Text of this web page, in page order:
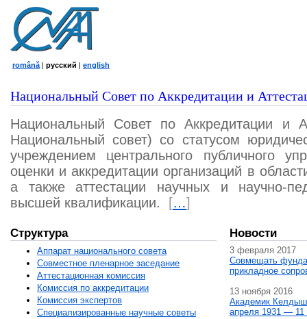
română | русский | english
Национальный Совет по Аккредитации и
Национальный Совет по Аккредитации и
Национальный совет) со статусом
учреждением центрального публичного
оценки и аккредитации организаций в
а также аттестации научных и научно-
высшей квалификации.
[…]
Структура
Аппарат национального совета
Совместное пленарное заседание
Аттестационная комисcия
Комиссия по аккредитации
Комиссия экспертов
Специализированные научные советы
Новости
3 февраля 2017
Совмещать
прикладное
13 ноября 2016
Академик
апреля 1931 — 11